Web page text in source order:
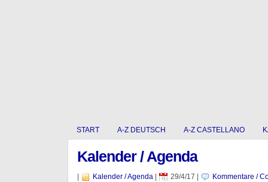
START A-Z DEUTSCH A-Z CASTELLANO
Kalender / Agenda
Kalender / Agenda| 29/4/17 Kommentare /